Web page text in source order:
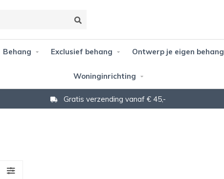
Behang Exclusief behang Ontwerp je eigen behang
Woninginrichting
Gratis verzending vanaf € 45,-